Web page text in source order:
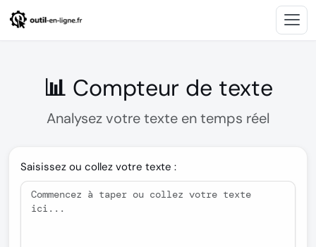
📊 Compteur de texte
Analysez votre texte en temps réel
Saisissez ou collez votre texte :